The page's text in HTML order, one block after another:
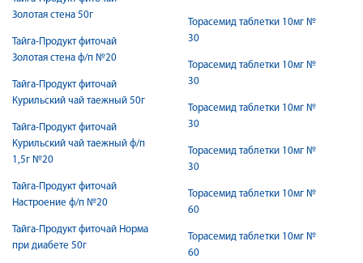
Золотая стена 50г
Тайга-Продукт фиточай
Золотая стена ф/п №20
Тайга-Продукт фиточай
Курильский чай таежный 50г
Тайга-Продукт фиточай
Курильский чай таежный ф/п
1,5г №20
Тайга-Продукт фиточай
Настроение ф/п №20
Тайга-Продукт фиточай Норма
при диабете 50г
Торасемид таблетки 10мг №
30
Торасемид таблетки 10мг №
30
Торасемид таблетки 10мг №
30
Торасемид таблетки 10мг №
30
Торасемид таблетки 10мг №
60
Торасемид таблетки 10мг №
60